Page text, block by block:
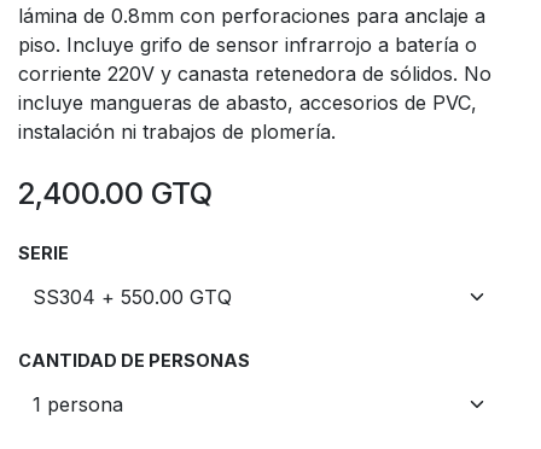
lámina de 0.8mm con perforaciones para anclaje a
piso. Incluye grifo de sensor infrarrojo a batería o
corriente 220V y canasta retenedora de sólidos. No
incluye mangueras de abasto, accesorios de PVC,
instalación ni trabajos de plomería.
2,400.00 GTQ
SERIE
CANTIDAD DE PERSONAS